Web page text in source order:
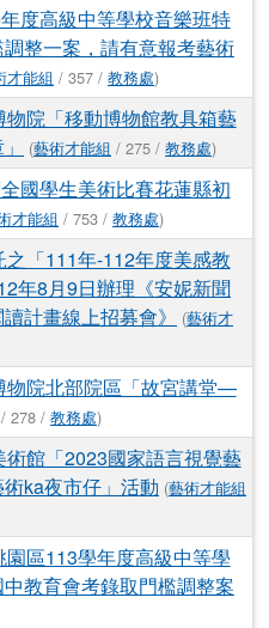
度高級中等學校音樂班特
整一案，請有意報考藝術
才能組 / 357 / 教務處)
物院「移動博物館教具箱藝
(藝術才能組 / 275 / 教務處)
國學生美術比賽花蓮縣初
才能組 / 753 / 教務處)
之「111年-112年度美感教
年8月9日辦理《安妮新聞
計畫線上招募會》
(藝術才
物院北部院區「故宮講堂—
/ 278 / 教務處)
術館「2023國家語言視覺藝
ka夜市仔」活動 (藝術才能組
園區113學年度高級中等學
教育會考錄取門檻調整案